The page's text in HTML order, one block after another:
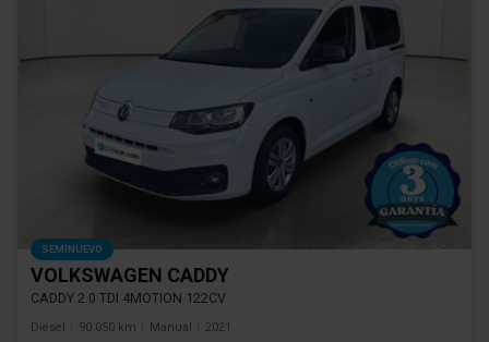
SEMINUEVO
VOLKSWAGEN CADDY
CADDY 2.0 TDI 4MOTION 122CV
Diesel 90.050 km Manual 2021